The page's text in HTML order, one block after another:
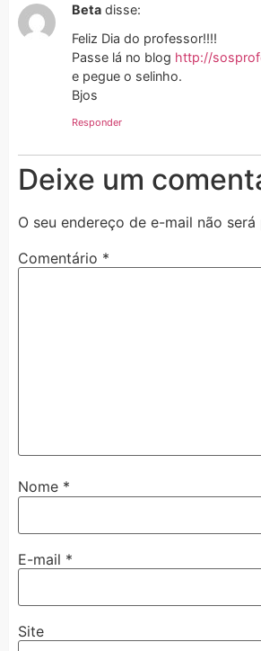
Beta disse:
Feliz Dia do professor!!!!
Passe lá no blog http://
e pegue o selinho.
Bjos
Responder
Deixe um
O seu endereço de e-mail não
Comentário *
Nome *
E-mail *
Site